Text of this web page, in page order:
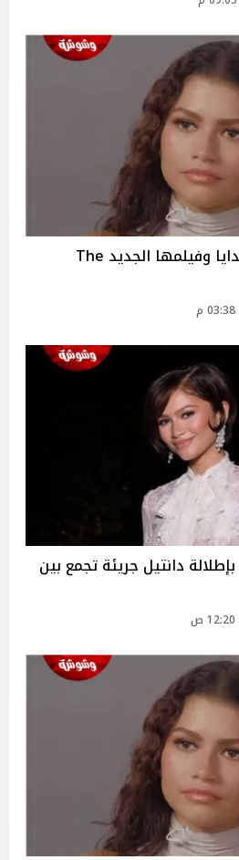
هجوم شرس على زيندايا وفيلمها الجديد The
دانتيل جريئة تجمع بين